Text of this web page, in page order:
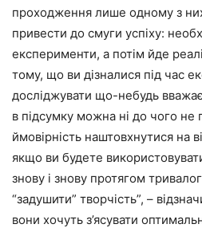
проходження лише одному з
привести до смуги успіху:
експерименти, а потім йде
тому, що ви дізналися під час
досліджувати що-небудь
в підсумку можна ні до чого не
ймовірність наштовхнутися на
якщо ви будете
знову і знову протягом
“задушити” творчість”, –
вони хочуть з’ясувати